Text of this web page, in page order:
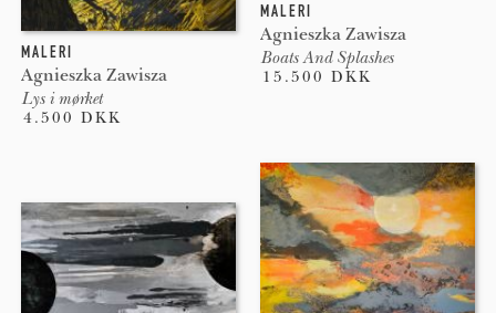
MALERI
Agnieszka Zawisza
Lys i mørket
4.500 DKK
MALERI
Agnieszka Zawisza
Boats And Splashes
15.500 DKK